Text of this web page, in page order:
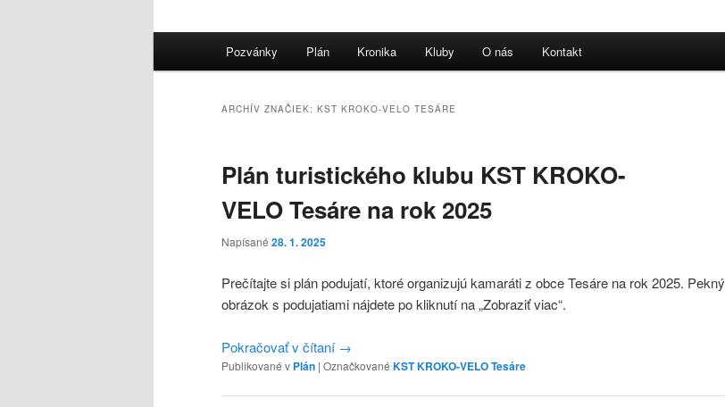
Pozvánky Plán Kronika Kluby O nás Kontakt
ARCHÍV ZNAČIEK: KST KROKO-VELO TESÁRE
Plán turistického klubu KST KROKO-
VELO Tesáre na rok 2025
Napísané 28. 1. 2025
Prečítajte si plán podujatí, ktoré organizujú kamaráti z obce Tesáre na rok 2025. Pekný
obrázok s podujatiami nájdete po kliknutí na „Zobraziť viac“.
Pokračovať v čítaní →
Publikované v Plán | Označkované KST KROKO-VELO Tesáre